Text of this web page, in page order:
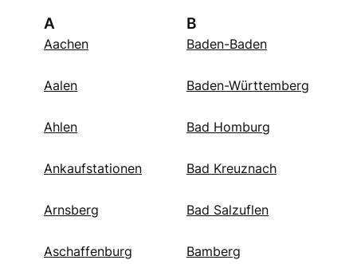
A
Aachen
Aalen
Ahlen
Ankaufstationen
Arnsberg
Aschaffenburg
B
Baden-Baden
Baden-Württemberg
Bad Homburg
Bad Kreuznach
Bad Salzuflen
Bamberg